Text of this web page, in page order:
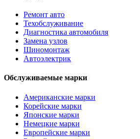
Ремонт авто
Техобслуживание
Диагностика автомобиля
Замена узлов
Шиномонтаж
Автоэлектрик
Обслуживаемые марки
Американские марки
Корейские марки
Японские марки
Немецкие марки
Европейские марки